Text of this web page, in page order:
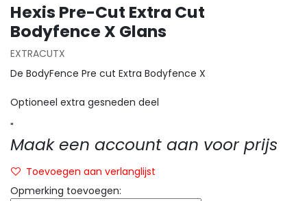
Hexis Pre-Cut Extra Cut
Bodyfence X Glans
EXTRACUTX
De BodyFence Pre cut Extra Bodyfence X
Optioneel extra gesneden deel
"
Maak een account aan voor prijs
Toevoegen aan verlanglijst
Opmerking toevoegen: